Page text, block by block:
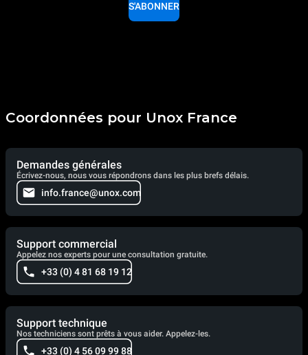
S'ABONNER
Coordonnées pour Unox France
Demandes générales
Écrivez-nous, nous vous répondrons dans les plus brefs délais.
info.france@unox.com
Support commercial
Appelez nos experts pour une consultation gratuite.
+33 (0) 4 81 68 19 12
Support technique
Nos techniciens sont prêts à vous aider. Appelez-les.
+33 (0) 4 56 09 99 88